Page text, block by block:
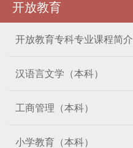
开放教育
开放教育专科专业课程简介
汉语言文学（本科）
工商管理（本科）
小学教育（本科）